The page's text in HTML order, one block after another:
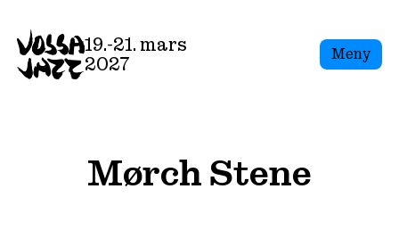
to
content
19.-21. mars
2027
Meny
Mørch Stene